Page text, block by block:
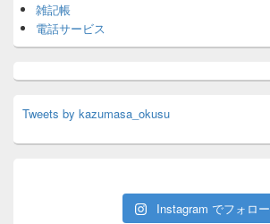
雑記帳
電話サービス
Tweets by kazumasa_okusu
Instagram でフォロー